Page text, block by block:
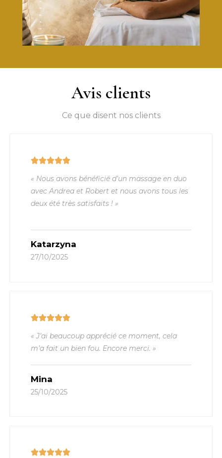
Avis clients
Ce que disent nos clients
« Nous avons bénéficié d’un massage en duo
avec Andrea et Robert et nous avons tous les
deux été très satisfaits ! »
Katarzyna
27/10/2025
« J’ai beaucoup apprécié ce moment, cela
m’a fait un bien fou. Encore merci. »
Mina
25/10/2025